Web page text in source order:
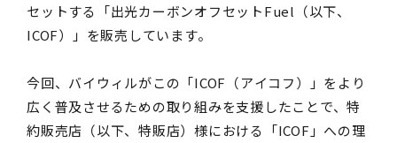
セットする「出光カーボンオフセットFuel （以下、
ICOF）」を販売しています。
今回、バイウィルがこの「ICOF（アイコフ）
」をより
広く普及させるための取り組みを支援したことで、特
約販売店（以下、特販店）様における「ICOF 」への理